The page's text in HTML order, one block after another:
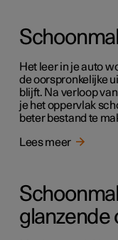
Het leer in je auto
de oorspronkelijke
blijft. Na verloop
je het oppervlak
beter bestand te
Lees meer
glanzende